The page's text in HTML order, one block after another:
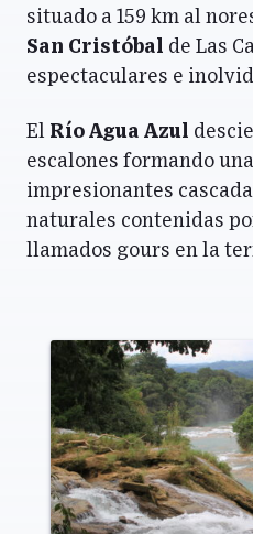
situado a 159 km al
San Cristóbal de Las
espectaculares e
El Río Agua Azul
escalones formando
impresionantes
naturales contenidas
llamados gours en la